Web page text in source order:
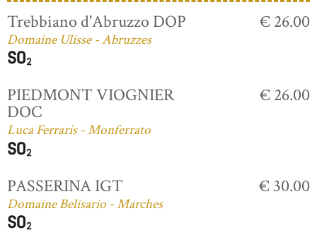
Trebbiano d'Abruzzo DOP
Domaine Ulisse - Abruzzes
€ 26.00
PIEDMONT VIOGNIER
DOC
Luca Ferraris - Monferrato
€ 26.00
PASSERINA IGT
Domaine Belisario - Marches
€ 30.00